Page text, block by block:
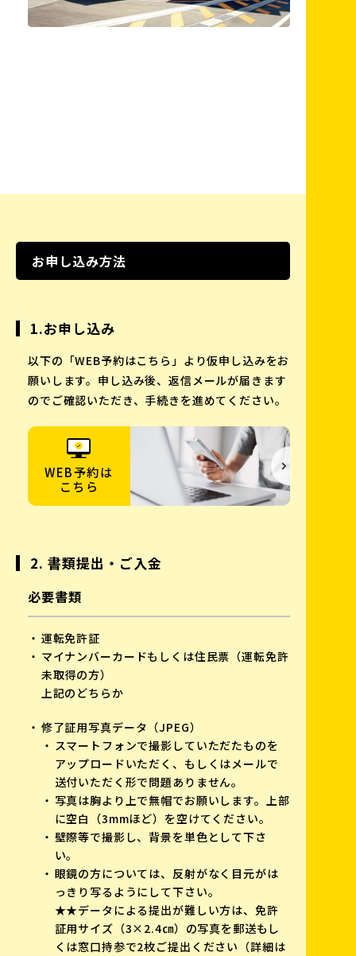
お申し込み方法
1.お申し込み
以下の「WEB予約はこちら」より仮申し込みをお
願いします。申し込み後、返信メールが届きます
のでご確認いただき、手続きを進めてください。
WEB予約は
こちら
2. 書類提出・ご入金
必要書類
運転免許証
マイナンバーカードもしくは住民票（運転免許
未取得の方）
上記のどちらか
修了証用写真データ（JPEG）
スマートフォンで撮影していただたものを
アップロードいただく、もしくはメールで
送付いただく形で問題ありません。
写真は胸より上で無帽でお願いします。上部
に空白（3mmほど）を空けてください。
壁際等で撮影し、背景を単色として下さ
い。
眼鏡の方については、反射がなく目元がは
っきり写るようにして下さい。
★★データによる提出が難しい方は、免許
証用サイズ（3×2.4㎝）の写真を郵送もし
くは窓口持参で2枚ご提出ください（詳細は